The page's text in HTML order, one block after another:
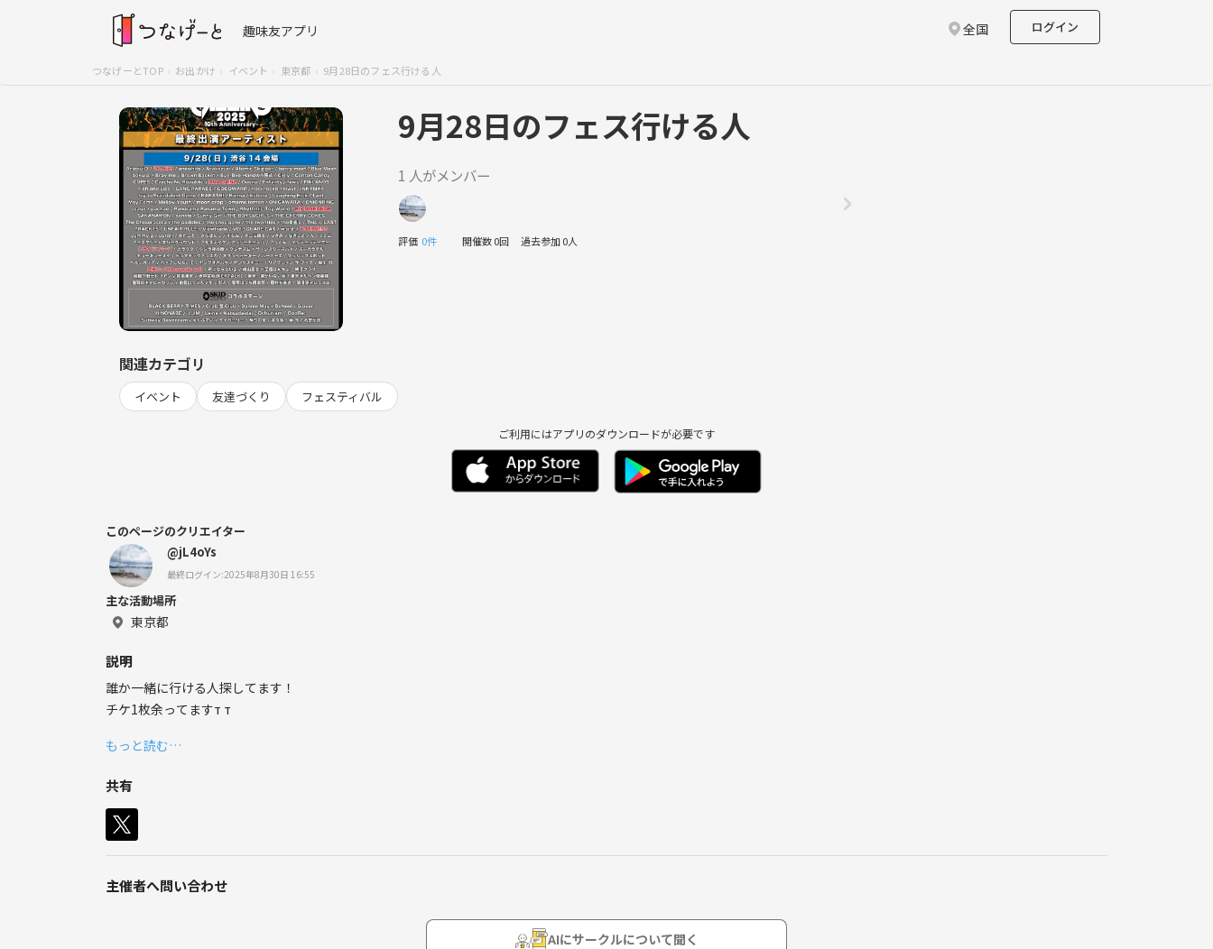
趣味友アプリ 全国 ログイン
つなげーとTOP お出かけ イベント 東京都 9月28日のフェス行ける人
9月28日のフェス行ける人
1 人がメンバー
評価 0件 開催数 0回 過去参加 0人
関連カテゴリ
イベント 友達づくり フェスティバル
ご利用にはアプリのダウンロードが必要です
このページのクリエイター
@jL4oYs
最終ログイン:2025年8月30日 16:55
主な活動場所
東京都
説明
誰か一緒に行ける人探してます！
チケ1枚余ってますт т
もっと読む…
共有
主催者へ問い合わせ
AIにサークルについて聞く